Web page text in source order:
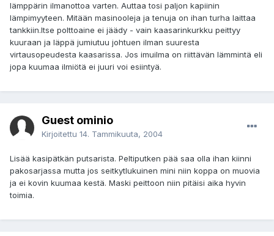
lämppärin ilmanottoa varten. Auttaa tosi paljon kapiinin
lämpimyyteen. Mitään masinooleja ja tenuja on ihan turha laittaa
tankkiin.Itse polttoaine ei jäädy - vain kaasarinkurkku peittyy
kuuraan ja läppä jumiutuu johtuen ilman suuresta
virtausopeudesta kaasarissa. Jos imuilma on riittävän lämmintä eli
jopa kuumaa ilmiötä ei juuri voi esiintyä.
Guest ominio
Kirjoitettu 14. Tammikuuta, 2004
Lisää kasipätkän putsarista. Peltiputken pää saa olla ihan kiinni
pakosarjassa mutta jos seitkytlukuinen mini niin koppa on muovia
ja ei kovin kuumaa kestä. Maski peittoon niin pitäisi aika hyvin
toimia.